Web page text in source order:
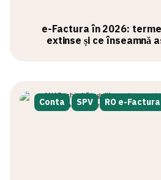
e-Factura în 2026:
extinse și ce înseamnă
Conta SPV RO e-Factura